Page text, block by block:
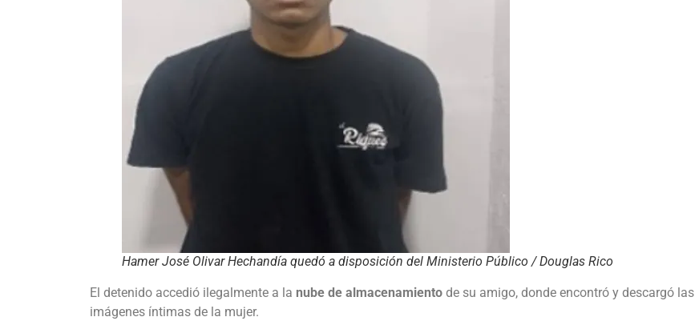
Hamer José Olivar Hechandía quedó a disposición del Ministerio Público / Douglas Rico
El detenido accedió ilegalmente a la nube de almacenamiento de su amigo, donde encontró y descargó las
imágenes íntimas de la mujer.